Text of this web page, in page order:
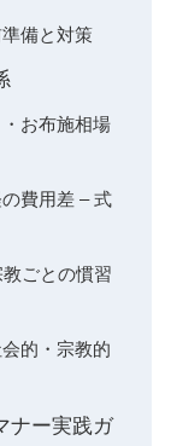
備と対策
お布施相場
費用差 – 式
ごとの慣習
的・宗教的
ナー実践ガ